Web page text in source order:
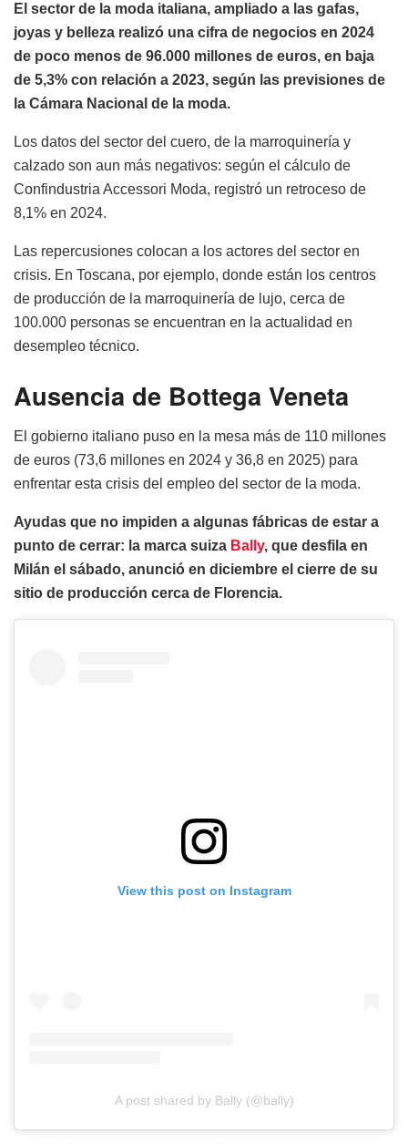
El sector de la moda italiana, ampliado a las gafas,
joyas y belleza realizó una cifra de negocios en 2024
de poco menos de 96.000 millones de euros, en baja
de 5,3% con relación a 2023, según las previsiones de
la Cámara Nacional de la moda.
Los datos del sector del cuero, de la marroquinería y
calzado son aun más negativos: según el cálculo de
Confindustria Accessori Moda, registró un retroceso de
8,1% en 2024.
Las repercusiones colocan a los actores del sector en
crisis. En Toscana, por ejemplo, donde están los centros
de producción de la marroquinería de lujo, cerca de
100.000 personas se encuentran en la actualidad en
desempleo técnico.
Ausencia de Bottega Veneta
El gobierno italiano puso en la mesa más de 110 millones
de euros (73,6 millones en 2024 y 36,8 en 2025) para
enfrentar esta crisis del empleo del sector de la moda.
Ayudas que no impiden a algunas fábricas de estar a
punto de cerrar: la marca suiza Bally, que desfila en
Milán el sábado, anunció en diciembre el cierre de su
sitio de producción cerca de Florencia.
View this post on Instagram
A post shared by Bally (@bally)